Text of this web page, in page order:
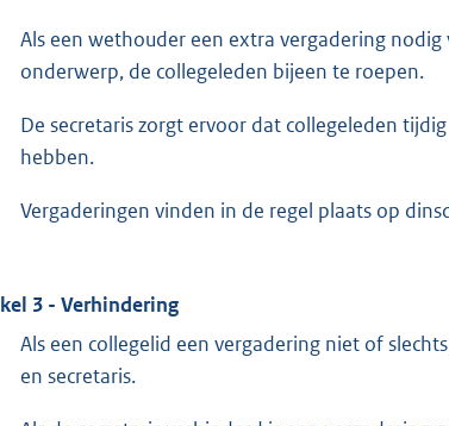
Als een wethouder een extra vergadering
onderwerp, de collegeleden bijeen te roepen.
De secretaris zorgt ervoor dat collegeleden
hebben.
Vergaderingen vinden in de regel plaats op
3 - Verhindering
Als een collegelid een vergadering niet of
en secretaris.